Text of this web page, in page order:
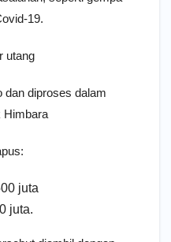
19.
utang
dan diproses dalam
Himbara
juta
juta.